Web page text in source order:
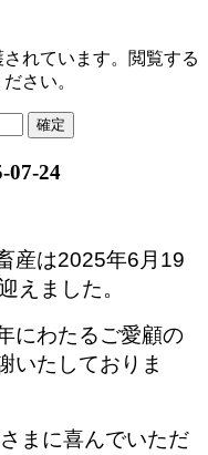
れています。閲覧する
さい。
07-24
産は2025年6月19
えました。
にわたるご愛顧の
いたしておりま
に喜んでいただ